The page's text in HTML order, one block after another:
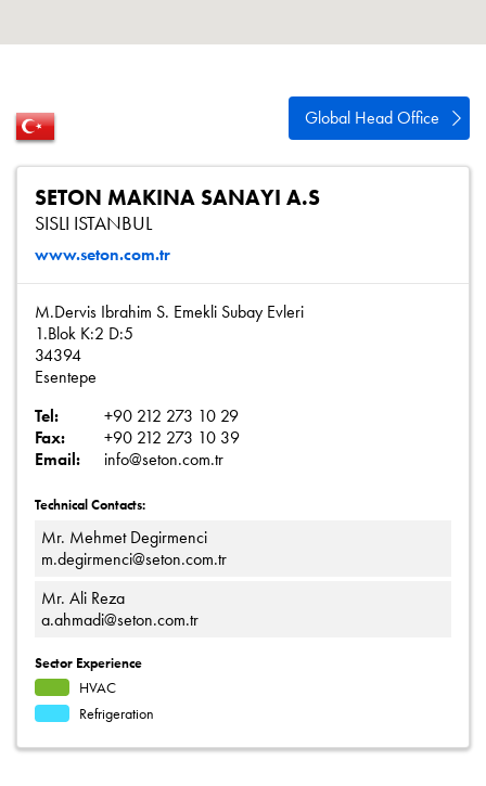
Global Head Office
SETON MAKINA SANAYI A.S
SISLI ISTANBUL
www.seton.com.tr
M.Dervis Ibrahim S. Emekli Subay Evleri
1.Blok K:2 D:5
34394
Esentepe
Tel:
+90 212 273 10 29
Fax:
+90 212 273 10 39
Email:
info@seton.com.tr
Technical Contacts:
Mr. Mehmet Degirmenci
m.degirmenci@seton.com.tr
Mr. Ali Reza
a.ahmadi@seton.com.tr
Sector Experience
HVAC
Refrigeration
Mapa del sitio
iSource Acceso